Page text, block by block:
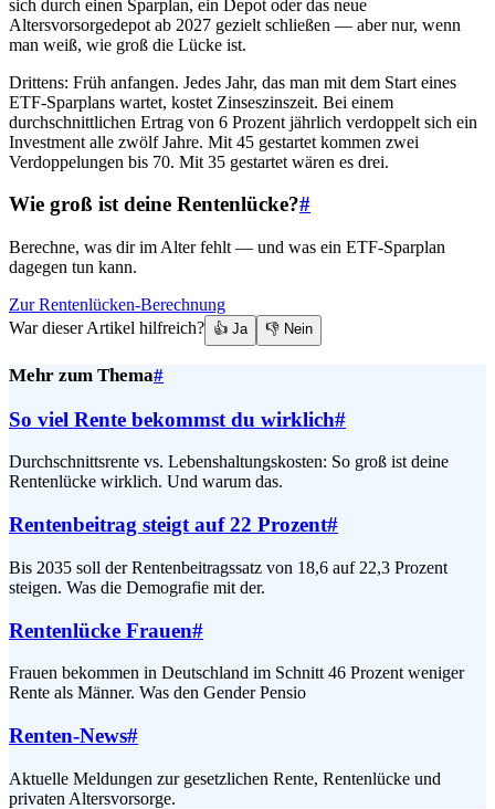
sich durch einen Sparplan, ein Depot oder das neue
Altersvorsorgedepot ab 2027 gezielt schließen — aber nur, wenn
man weiß, wie groß die Lücke ist.
Drittens: Früh anfangen. Jedes Jahr, das man mit dem Start eines
ETF-Sparplans wartet, kostet Zinseszinszeit. Bei einem
durchschnittlichen Ertrag von 6 Prozent jährlich verdoppelt sich ein
Investment alle zwölf Jahre. Mit 45 gestartet kommen zwei
Verdoppelungen bis 70. Mit 35 gestartet wären es drei.
Wie groß ist deine Rentenlücke?#
Berechne, was dir im Alter fehlt — und was ein ETF-Sparplan
dagegen tun kann.
Zur Rentenlücken-Berechnung
War dieser Artikel hilfreich? 👍 Ja 👎 Nein
Mehr zum Thema#
So viel Rente bekommst du wirklich#
Durchschnittsrente vs. Lebenshaltungskosten: So groß ist deine
Rentenlücke wirklich. Und warum das.
Rentenbeitrag steigt auf 22 Prozent#
Bis 2035 soll der Rentenbeitragssatz von 18,6 auf 22,3 Prozent
steigen. Was die Demografie mit der.
Rentenlücke Frauen#
Frauen bekommen in Deutschland im Schnitt 46 Prozent weniger
Rente als Männer. Was den Gender Pensio
Renten-News#
Aktuelle Meldungen zur gesetzlichen Rente, Rentenlücke und
privaten Altersvorsorge.